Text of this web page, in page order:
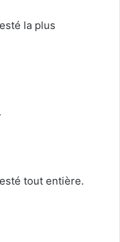
la plus
tout entière.